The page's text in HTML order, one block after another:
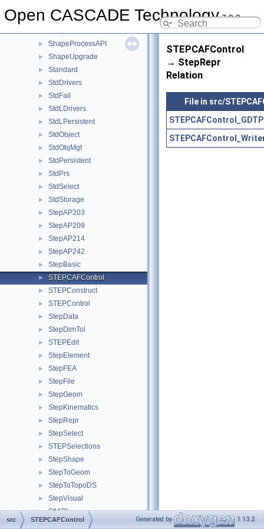
Open CASCADE Technology7.9.0
ShapePersistent
► ShapeProcessAPI
► ShapeUpgrade
► Standard
► StdDrivers
► StdFail
► StdLDrivers
► StdLPersistent
► StdObject
► StdObjMgt
► StdPersistent
► StdPrs
► StdSelect
► StdStorage
► StepAP203
► StepAP209
► StepAP214
► StepAP242
► StepBasic
► STEPCAFControl
► STEPConstruct
► STEPControl
► StepData
► StepDimTol
► STEPEdit
► StepElement
► StepFEA
► StepFile
► StepGeom
► StepKinematics
► StepRepr
► StepSelect
► STEPSelections
► StepShape
► StepToGeom
► StepToTopoDS
► StepVisual
► StlAPI
► Storage
STEPCAFControl
→ StepRepr
Relation
File in src/
src STEPCAFControl Generated by 1.13.2